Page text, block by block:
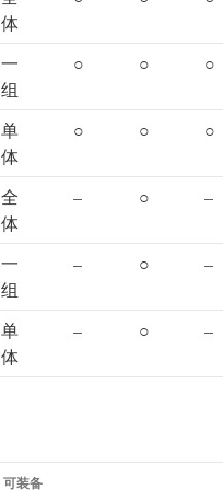
体
一
组
○ ○ ○
单
体
○ ○ ○
全
体
– ○ –
一
组
– ○ –
单
体
– ○ –
可装备